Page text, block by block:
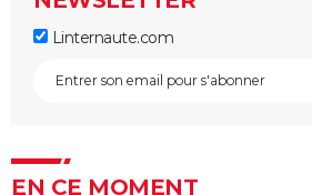
Linternaute.com
EN CE MOMENT